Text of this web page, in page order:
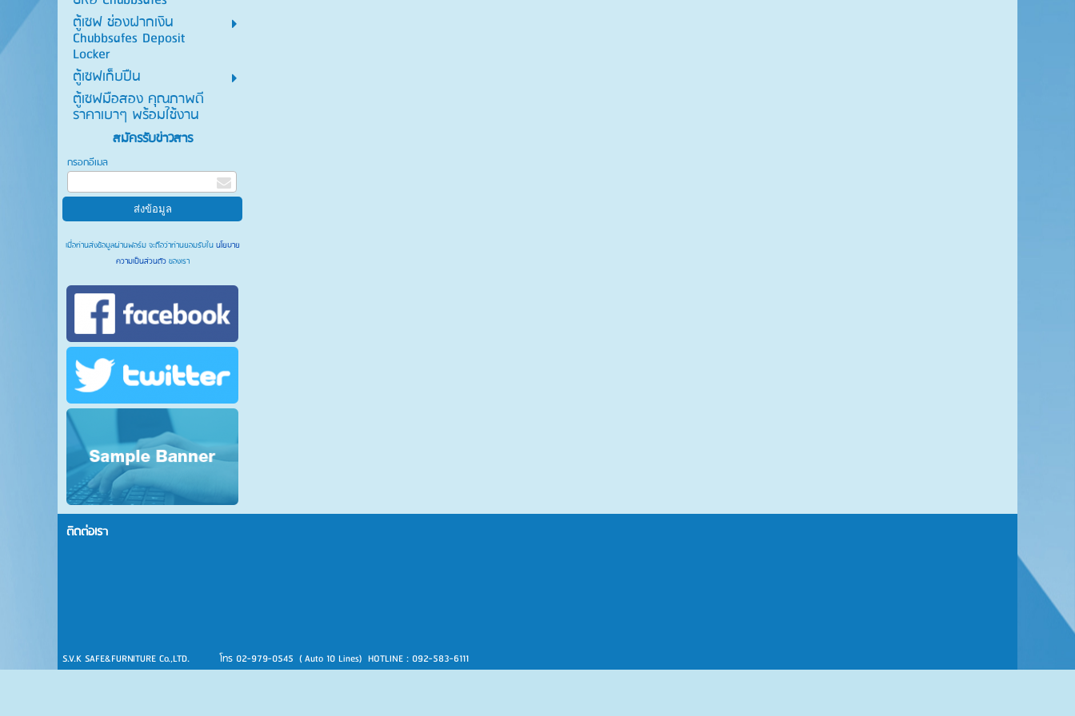
ตู้เซฟ ช่องฝากเงิน
Chubbsafes Deposit
Locker
ตู้เซฟเก็บปืน
ตู้เซฟมือสอง คุณภาพดี
ราคาเบาๆ พร้อมใช้งาน
สมัครรับข่าวสาร
กรอกอีเมล
เมื่อท่านส่งข้อมูลผ่านฟอร์ม จะถือว่าท่านยอมรับในนโยบาย
ความเป็นส่วนตัวของเรา
ติดต่อเรา
S.V.K SAFE&FURNITURE Co.,LTD.
โทร 02-979-0545 ( Auto 10 Lines) HOTLINE : 092-583-6111